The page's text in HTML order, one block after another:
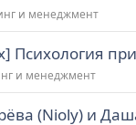
и менеджмент
Психология
и менеджмент
(Nioly) и